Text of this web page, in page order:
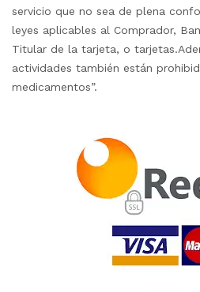
servicio que no sea de plena
leyes aplicables al Comprador,
Titular de la tarjeta, o
actividades también están
medicamentos”.